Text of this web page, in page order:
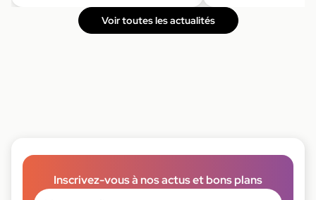
Voir toutes les actualités
Inscrivez-vous à nos actus et bons plans